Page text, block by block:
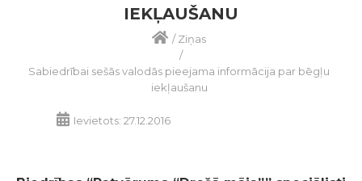
IEKĻAUŠANU
/Ziņas
/
Sabiedrībai sešās valodās pieejama informācija par bēgļu
iekļaušanu
Ievietots: 27.12.2016